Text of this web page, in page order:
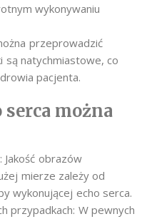
wykonywaniu
przeprowadzić
są natychmiastowe, co
pacjenta.
serca można
obrazów
mierze zależy od
wykonującej echo serca.
przypadkach: W pewnych